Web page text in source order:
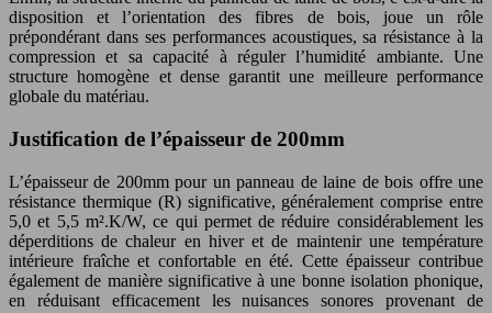
disposition et l’orientation des fibres de bois, joue un rôle
prépondérant dans ses performances acoustiques, sa résistance à la
compression et sa capacité à réguler l’humidité ambiante. Une
structure homogène et dense garantit une meilleure performance
globale du matériau.
Justification de l’épaisseur de 200mm
L’épaisseur de 200mm pour un panneau de laine de bois offre une
résistance thermique (R) significative, généralement comprise entre
5,0 et 5,5 m².K/W, ce qui permet de réduire considérablement les
déperditions de chaleur en hiver et de maintenir une température
intérieure fraîche et confortable en été. Cette épaisseur contribue
également de manière significative à une bonne isolation phonique,
en réduisant efficacement les nuisances sonores provenant de